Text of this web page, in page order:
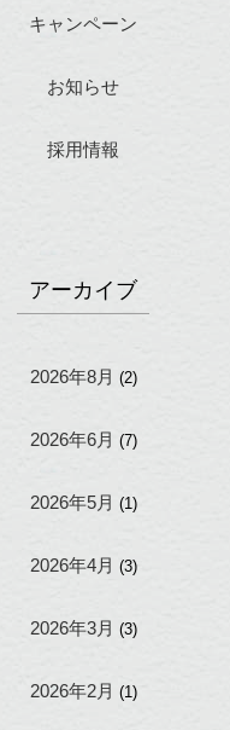
キャンペーン
お知らせ
採用情報
アーカイブ
2026年8月 (2)
2026年6月 (7)
2026年5月 (1)
2026年4月 (3)
2026年3月 (3)
2026年2月 (1)